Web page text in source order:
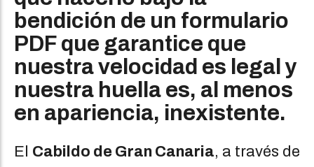
bendición de un formulario
PDF que garantice que
nuestra velocidad es legal y
nuestra huella es, al menos
en apariencia, inexistente.
El Cabildo de Gran Canaria, a través de